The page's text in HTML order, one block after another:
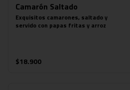
Camarón Saltado
Exquisitos camarones, saltado y
servido con papas fritas y arroz
$18.900